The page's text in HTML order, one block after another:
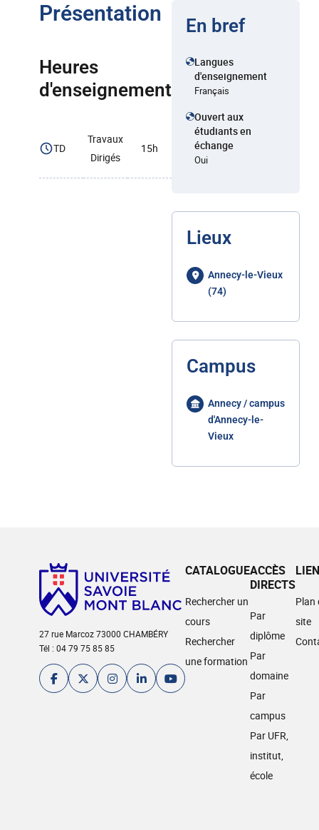
Présentation
Heures
d'enseignement
TD
Travaux
Dirigés
15h
En bref
Langues
d'enseignement
Français
Ouvert aux
étudiants en
échange
Oui
Lieux
Annecy-le-Vieux
(74)
Campus
Annecy / campus
d'Annecy-le-
Vieux
27 rue Marcoz 73000 CHAMBÉRY
Tél : 04 79 75 85 85
CATALOGUE
Rechercher un
cours
Rechercher
une formation
ACCÈS
DIRECTS
Par
diplôme
Par
domaine
Par
campus
Par UFR,
institut,
école
Plan
site